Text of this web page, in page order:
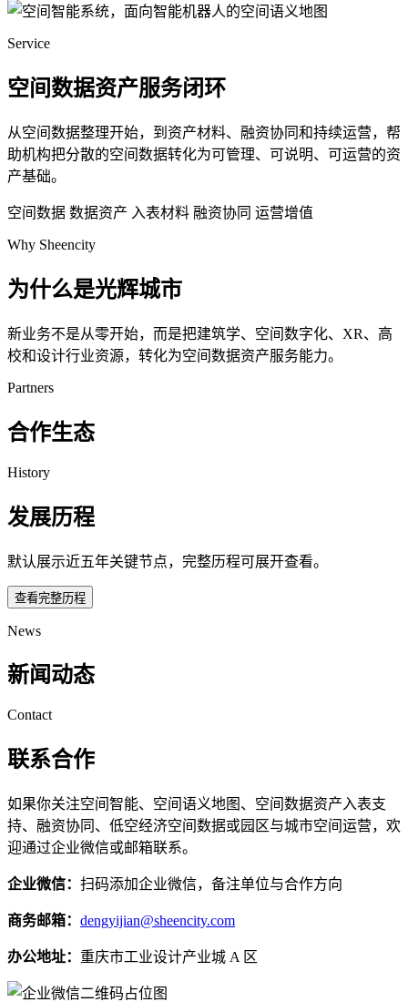
Service
空间数据资产服务闭环
从空间数据整理开始，到资产材料、融资协同和持续运营，帮
助机构把分散的空间数据转化为可管理、可说明、可运营的资
产基础。
空间数据 数据资产 入表材料 融资协同 运营增值
Why Sheencity
为什么是光辉城市
新业务不是从零开始，而是把建筑学、空间数字化、XR、高
校和设计行业资源，转化为空间数据资产服务能力。
Partners
合作生态
History
发展历程
默认展示近五年关键节点，完整历程可展开查看。
查看完整历程
News
新闻动态
Contact
联系合作
如果你关注空间智能、空间语义地图、空间数据资产入表支
持、融资协同、低空经济空间数据或园区与城市空间运营，欢
迎通过企业微信或邮箱联系。
企业微信： 扫码添加企业微信，备注单位与合作方向
商务邮箱： dengyijian@sheencity.com
办公地址： 重庆市工业设计产业城 A 区